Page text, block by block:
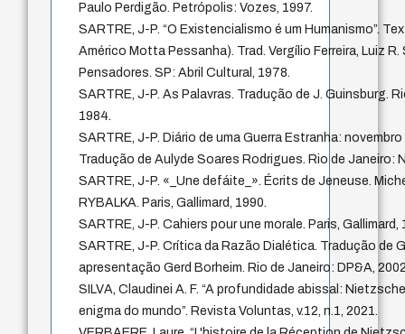
Paulo Perdigão. Petrópolis: Vozes, 1997.
SARTRE, J-P. “O Existencialismo é um Humanismo”.
Américo Motta Pessanha). Trad. Vergílio Ferreira, Luiz
Pensadores. SP: Abril Cultural, 1978.
SARTRE, J-P. As Palavras. Tradução de J. Guinsburg.
1984.
SARTRE, J-P. Diário de uma Guerra Estranha:
Tradução de Aulyde Soares Rodrigues. Rio de Janeiro:
SARTRE, J-P. «_Une defáite_». Écrits de Jeneuse.
RYBALKA. Paris, Gallimard, 1990.
SARTRE, J-P. Cahiers pour une morale. Paris, Gallimard,
SARTRE, J-P. Crítica da Razão Dialética. Tradução de
apresentação Gerd Borheim. Rio de Janeiro: DP&A,
SILVA, Claudinei A. F. “A profundidade abissal:
enigma do mundo”. Revista Voluntas, v.12, n.1, 2021.